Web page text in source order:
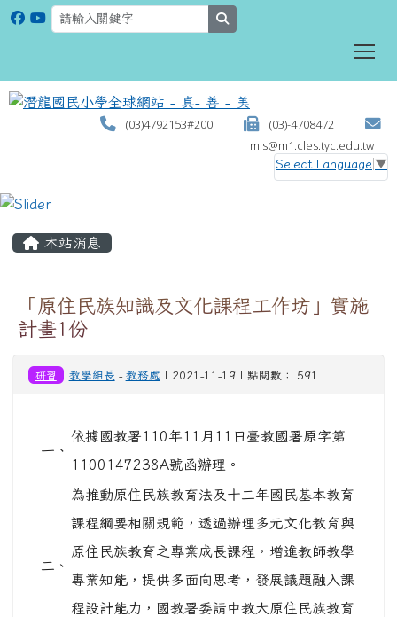
(03)4792153#200
(03)-4708472
mis@m1.cles.tyc.edu.tw
Select Language ▼
本站消息
「原住民族知識及文化課程工作坊」實施
計畫1份
研習 教學組長 - 教務處 | 2021-11-19 | 點閱數： 591
一、
依據國教署110年11月11日臺教國署原字第
1100147238A號函辦理。
二、
為推動原住民族教育法及十二年國民基本教育
課程綱要相關規範，透過辦理多元文化教育與
原住民族教育之專業成長課程，增進教師教學
專業知能，提供多面向思考，發展議題融入課
程設計能力，國教署委請中教大原住民族教育